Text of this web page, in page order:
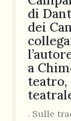
di
dei
a
teatro,
. Sulle